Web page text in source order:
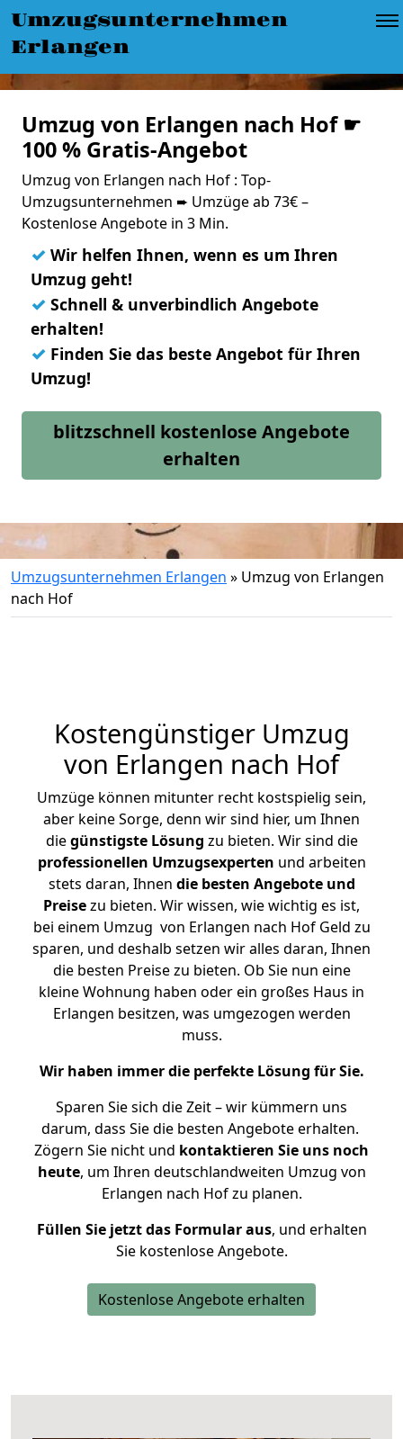
Umzugsunternehmen
Erlangen
Umzug von Erlangen nach Hof ☛
100 % Gratis-Angebot
Umzug von Erlangen nach Hof : Top-
Umzugsunternehmen ➨ Umzüge ab 73€ –
Kostenlose Angebote in 3 Min.
✓ Wir helfen Ihnen, wenn es um Ihren
Umzug geht!
✓ Schnell & unverbindlich Angebote
erhalten!
✓ Finden Sie das beste Angebot für Ihren
Umzug!
blitzschnell kostenlose Angebote
erhalten
Umzugsunternehmen Erlangen » Umzug von Erlangen
nach Hof
Kostengünstiger Umzug
von Erlangen nach Hof
Umzüge können mitunter recht kostspielig sein,
aber keine Sorge, denn wir sind hier, um Ihnen
diegünstigste Lösung zu bieten. Wir sind die
professionellen Umzugsexperten und arbeiten
stets daran, Ihnen die besten Angebote und
Preisezu bieten. Wir wissen, wie wichtig es ist,
bei einem Umzug von Erlangen nach Hof Geld zu
sparen, und deshalb setzen wir alles daran, Ihnen
die besten Preise zu bieten. Ob Sie nun eine
kleine Wohnung haben oder ein großes Haus in
Erlangen besitzen, was umgezogen werden
muss.
Wir haben immer die perfekte Lösung für Sie.
Sparen Sie sich die Zeit – wir kümmern uns
darum, dass Sie die besten Angebote erhalten.
Zögern Sie nicht und kontaktieren Sie uns noch
heute, um Ihren deutschlandweiten Umzug von
Erlangen nach Hof zu planen.
Füllen Sie jetzt das Formular aus, und erhalten
Sie kostenlose Angebote.
Kostenlose Angebote erhalten